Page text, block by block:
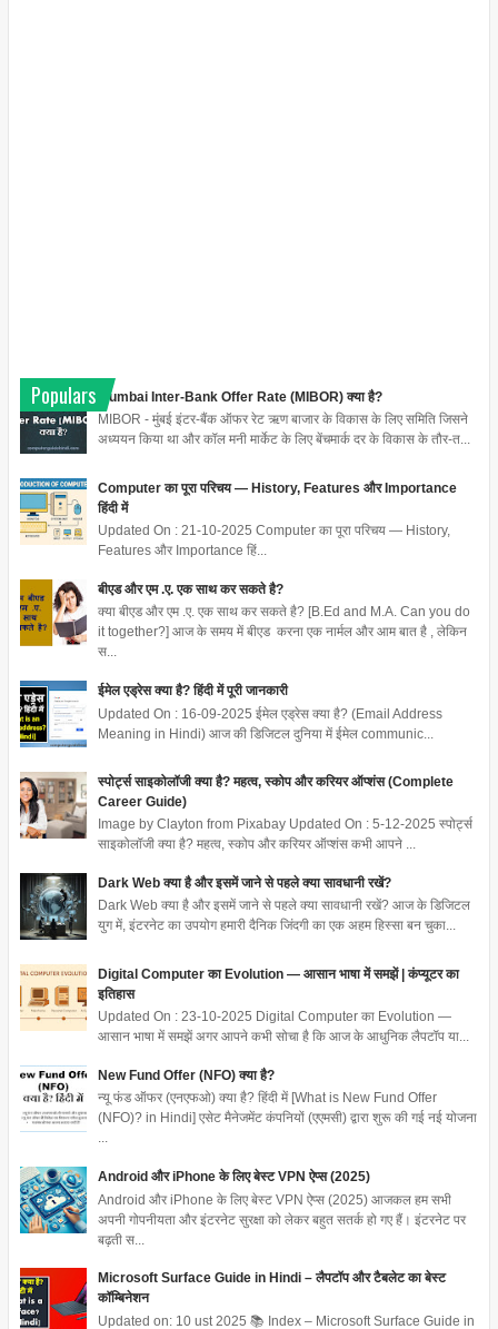
Populars
Mumbai Inter-Bank Offer Rate (MIBOR) क्या है?
MIBOR - मुंबई इंटर-बैंक ऑफर रेट ऋण बाजार के विकास के लिए समिति जिसने
अध्ययन किया था और कॉल मनी मार्केट के लिए बेंचमार्क दर के विकास के तौर-त...
Computer का पूरा परिचय — History, Features और Importance
हिंदी में
Updated On : 21-10-2025 Computer का पूरा परिचय — History,
Features और Importance हिं...
बीएड और एम .ए. एक साथ कर सकते है?
क्या बीएड और एम .ए. एक साथ कर सकते है? [B.Ed and M.A. Can you do
it together?] आज के समय में बीएड करना एक नार्मल और आम बात है , लेकिन
स...
ईमेल एड्रेस क्या है? हिंदी में पूरी जानकारी
Updated On : 16-09-2025 ईमेल एड्रेस क्या है? (Email Address
Meaning in Hindi) आज की डिजिटल दुनिया में ईमेल communic...
स्पोर्ट्स साइकोलॉजी क्या है? महत्व, स्कोप और करियर ऑप्शंस (Complete
Career Guide)
Image by Clayton from Pixabay Updated On : 5-12-2025 स्पोर्ट्स
साइकोलॉजी क्या है? महत्व, स्कोप और करियर ऑप्शंस कभी आपने ...
Dark Web क्या है और इसमें जाने से पहले क्या सावधानी रखें?
Dark Web क्या है और इसमें जाने से पहले क्या सावधानी रखें? आज के डिजिटल
युग में, इंटरनेट का उपयोग हमारी दैनिक जिंदगी का एक अहम हिस्सा बन चुका...
Digital Computer का Evolution — आसान भाषा में समझें | कंप्यूटर का
इतिहास
Updated On : 23-10-2025 Digital Computer का Evolution —
आसान भाषा में समझें अगर आपने कभी सोचा है कि आज के आधुनिक लैपटॉप या...
New Fund Offer (NFO) क्या है?
न्यू फंड ऑफर (एनएफओ) क्या है? हिंदी में [What is New Fund Offer
(NFO)? in Hindi] एसेट मैनेजमेंट कंपनियों (एएमसी) द्वारा शुरू की गई नई योजना
...
Android और iPhone के लिए बेस्ट VPN ऐप्स (2025)
Android और iPhone के लिए बेस्ट VPN ऐप्स (2025) आजकल हम सभी
अपनी गोपनीयता और इंटरनेट सुरक्षा को लेकर बहुत सतर्क हो गए हैं। इंटरनेट पर
बढ़ती स...
Microsoft Surface Guide in Hindi – लैपटॉप और टैबलेट का बेस्ट
कॉम्बिनेशन
Updated on: 10 ust 2025 📚 Index – Microsoft Surface Guide in